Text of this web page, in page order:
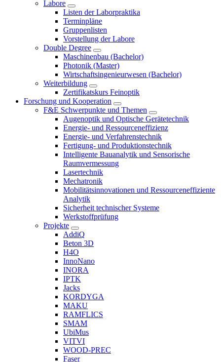
Labore
Listen der Laborpraktika
Terminpläne
Gruppenlisten
Vorstellung der Labore
Double Degree
Maschinenbau (Bachelor)
Photonik (Master)
Wirtschaftsingenieurwesen (Bachelor)
Weiterbildung
Zertifikatskurs Feinoptik
Forschung und Kooperation
F&E Schwerpunkte und Themen
Augenoptik und Optische Gerätetechnik
Energie- und Ressourceneffizienz
Energie- und Verfahrenstechnik
Fertigung- und Produktionstechnik
Intelligente Bauanalytik und Sensorische
Raumvermessung
Lasertechnik
Mechatronik
Mobilitätsinnovationen und Ressourceneffiziente
Analytik
Sicherheit technischer Systeme
Werkstoffprüfung
Projekte
AddiQ
Beton 3D
H4O
InnoNano
INORA
IPTK
Jacks
KORDYGA
MAKU
RAMFLICS
SMAM
UbiMus
VITVI
WOOD-PREC
Faser